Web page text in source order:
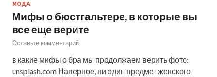
МОДА
Мифы о бюстгальтере, в которые вы
все еще верите
Оставьте комментарий
в какие мифы о бра мы продолжаем верить фото:
unsplash.com Наверное, ни один предмет женского